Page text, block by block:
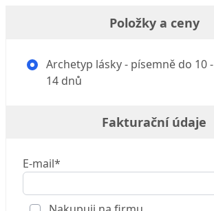
Položky a ceny
Archetyp lásky - písemně do 10 -
14 dnů
Fakturační údaje
E-mail*